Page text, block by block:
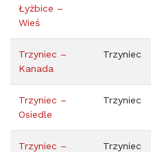
Łyżbice –
Wieś
Trzyniec –
Kanada
Trzyniec
Trzyniec –
Osiedle
Trzyniec
Trzyniec –
Trzyniec